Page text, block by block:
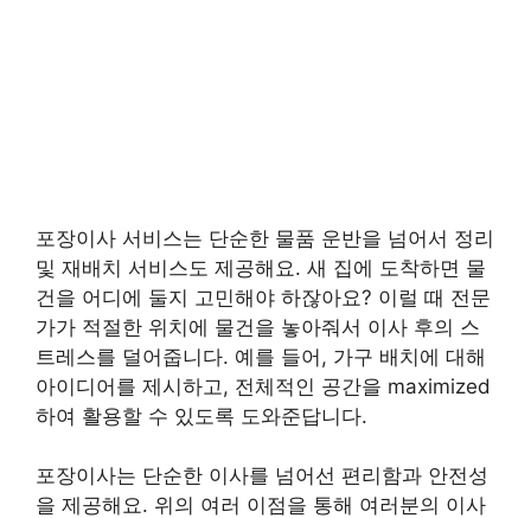
포장이사 서비스는 단순한 물품 운반을 넘어서 정리
및 재배치 서비스도 제공해요. 새 집에 도착하면 물
건을 어디에 둘지 고민해야 하잖아요? 이럴 때 전문
가가 적절한 위치에 물건을 놓아줘서 이사 후의 스
트레스를 덜어줍니다. 예를 들어, 가구 배치에 대해
아이디어를 제시하고, 전체적인 공간을 maximized
하여 활용할 수 있도록 도와준답니다.
포장이사는 단순한 이사를 넘어선 편리함과 안전성
을 제공해요. 위의 여러 이점을 통해 여러분의 이사